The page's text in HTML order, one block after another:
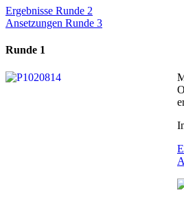
Ergebnisse Runde 2
Ansetzungen Runde 3
Runde 1